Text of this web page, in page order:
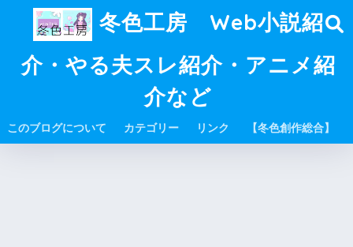
冬色工房 Web小説紹
介・やる夫スレ紹介・アニメ紹
介など
このブログについて カテゴリー リンク 【冬色創作総合】